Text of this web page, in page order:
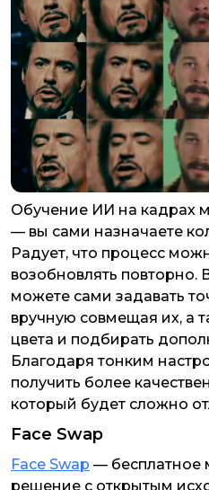
Обучение ИИ на кадрах
— вы сами назначаете
Радует, что процесс
возобновлять повторно.
можете сами задавать
вручную совмещая их, а
цвета и подбирать
Благодаря тонким
получить более
который будет сложно
Face Swap
Face Swap — бесплатное
решение с открытым